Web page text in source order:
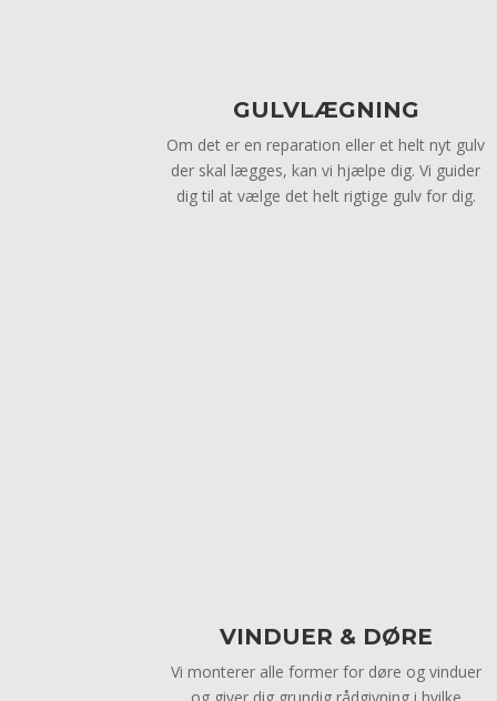
GULVLÆGNING
Om det er en reparation eller et helt nyt gulv
der skal lægges, kan vi hjælpe dig. Vi guider
dig til at vælge det helt rigtige gulv for dig.
VINDUER & DØRE
Vi monterer alle former for døre og vinduer
og giver dig grundig rådgivning i hvilke